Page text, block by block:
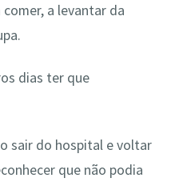
a levantar da
dias ter que
sair do hospital e voltar
que não podia